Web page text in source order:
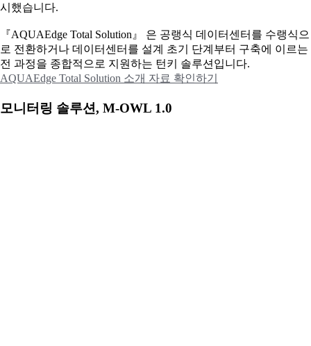
시했습니다.
『AQUAEdge Total Solution』 은 공랭식 데이터센터를 수랭식으
로 전환하거나 데이터센터를 설계 초기 단계부터 구축에 이르는
전 과정을 종합적으로 지원하는 턴키 솔루션입니다.
AQUAEdge Total Solution 소개 자료 확인하기
모니터링 솔루션, M-OWL 1.0